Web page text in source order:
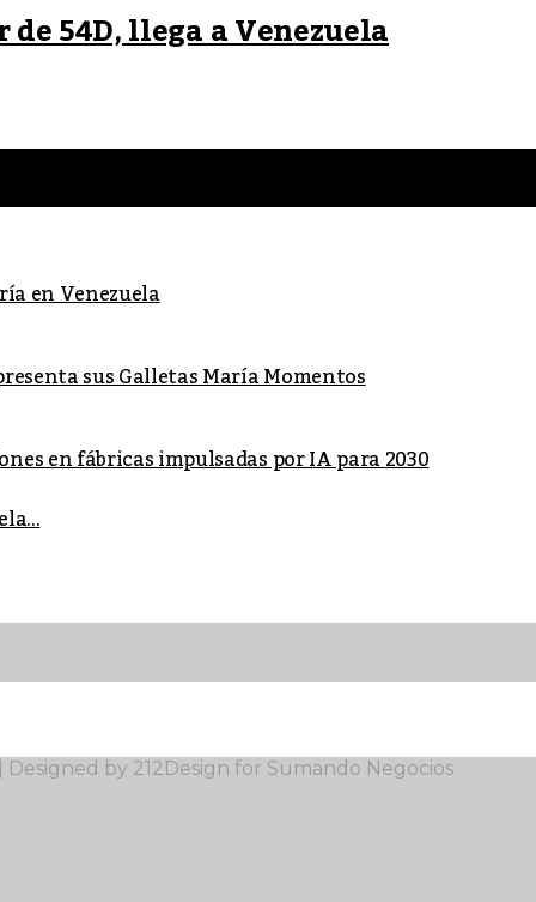
54D, llega a Venezuela
en Venezuela
sus Galletas María Momentos
en fábricas impulsadas por IA para 2030
by 212Design for Sumando Negocios